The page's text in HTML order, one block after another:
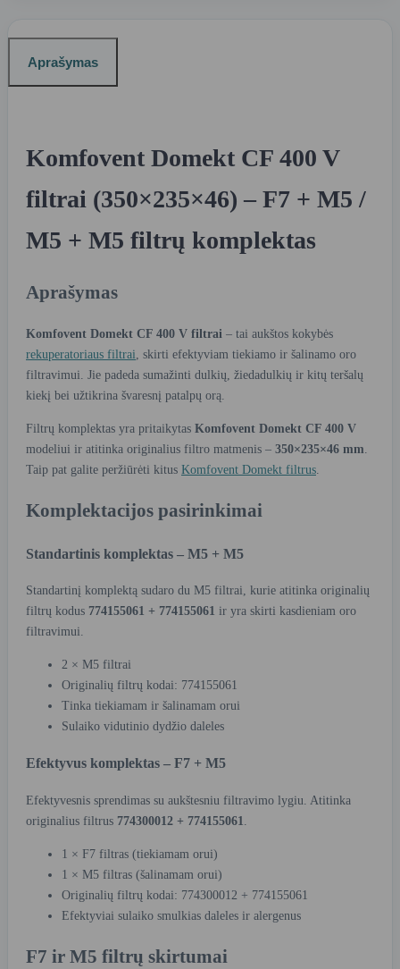
Aprašymas
Komfovent Domekt CF 400 V
filtrai (350×235×46) – F7 + M5 /
M5 + M5 filtrų komplektas
Aprašymas
Komfovent Domekt CF 400 V filtrai – tai aukštos kokybės
rekuperatoriaus filtrai , skirti efektyviam tiekiamo ir šalinamo oro
filtravimui. Jie padeda sumažinti dulkių, žiedadulkių ir kitų teršalų
kiekį bei užtikrina švaresnį patalpų orą.
Filtrų komplektas yra pritaikytas Komfovent Domekt CF 400 V
modeliui ir atitinka originalius filtro matmenis – 350×235×46 mm
Taip pat galite peržiūrėti kitus Komfovent Domekt filtrus
Komplektacijos pasirinkimai
Standartinis komplektas – M5 + M5
Standartinį komplektą sudaro du M5 filtrai, kurie atitinka originalių
filtrų kodus 774155061 + 774155061 ir yra skirti kasdieniam oro
filtravimui.
2 × M5 filtrai
Originalių filtrų kodai: 774155061
Tinka tiekiamam ir šalinamam orui
Sulaiko vidutinio dydžio daleles
Efektyvus komplektas – F7 + M5
Efektyvesnis sprendimas su aukštesniu filtravimo lygiu. Atitinka
originalius filtrus 774300012 + 774155061
1 × F7 filtras (tiekiamam orui)
1 × M5 filtras (šalinamam orui)
Originalių filtrų kodai: 774300012 + 774155061
Efektyviai sulaiko smulkias daleles ir alergenus
F7 ir M5 filtrų skirtumai